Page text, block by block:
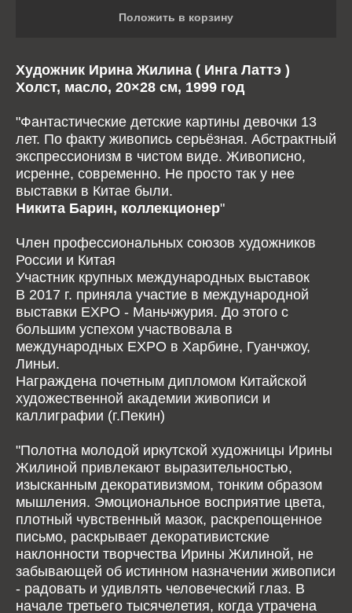
Положить в корзину
Художник Ирина Жилина ( Инга Латтэ )
Холст, масло, 20×28 см, 1999 год
"Фантастические детские картины девочки 13
лет. По факту живопись серьёзная. Абстрактный
экспрессионизм в чистом виде. Живописно,
исренне, современно. Не просто так у нее
выставки в Китае были.
Никита Барин, коллекционер"
Член профессиональных союзов художников
России и Китая
Участник крупных международных выставок
В 2017 г. приняла участие в международной
выставки EXPO - Маньчжурия. До этого с
большим успехом участвовала в
международных EXPO в Харбине, Гуанчжоу,
Линьи.
Награждена почетным дипломом Китайской
художественной академии живописи и
каллиграфии (г.Пекин)
"Полотна молодой иркутской художницы Ирины
Жилиной привлекают выразительностью,
изысканным декоративизмом, тонким образом
мышления. Эмоциональное восприятие цвета,
плотный чувственный мазок, раскрепощенное
письмо, раскрывает декоративистские
наклонности творчества Ирины Жилиной, не
забывающей об истинном назначении живописи
- радовать и удивлять человеческий глаз. В
начале третьего тысячелетия, когда утрачена